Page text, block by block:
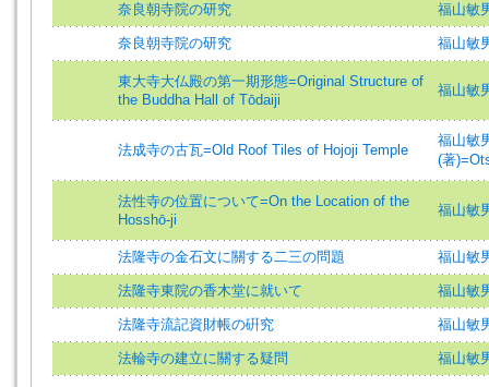
奈良朝寺院の研究 福山敏
奈良朝寺院の研究 福山敏
東大寺大仏殿の第一期形態=Original Structure of
the Buddha Hall of Tōdaiji
福山敏
法成寺の古瓦=Old Roof Tiles of Hojoji Temple
福山敏
(著
法性寺の位置について=On the Location of the
Hosshō-ji
福山敏
法隆寺の金石文に關する二三の問題 福山敏
法隆寺東院の香木堂に就いて 福山敏
法隆寺流記資財帳の硏究 福山敏
法輪寺の建立に關する疑問 福山敏